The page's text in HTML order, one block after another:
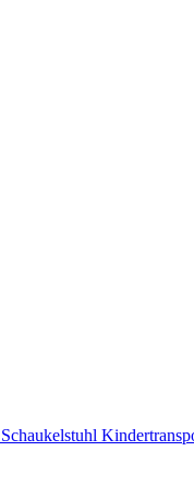
Schaukelstuhl